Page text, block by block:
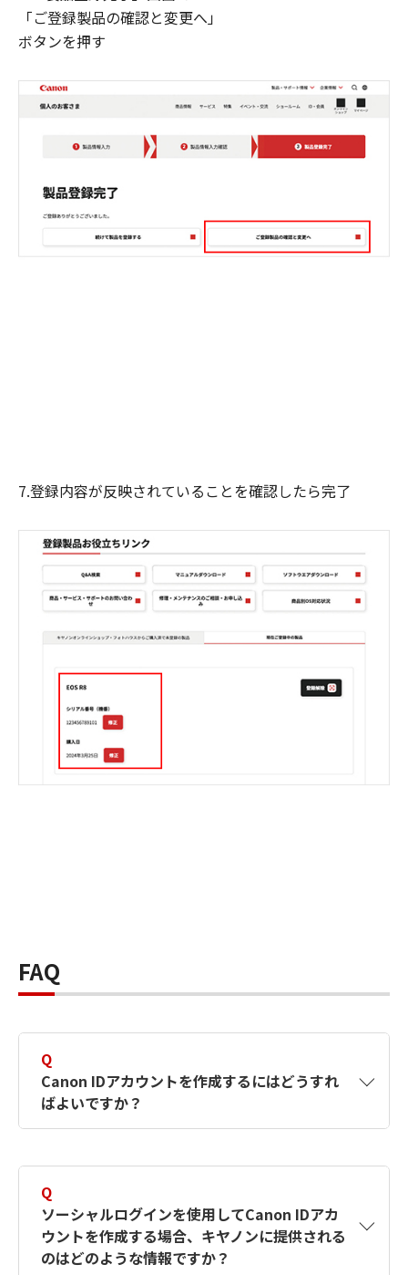
「ご登録製品の確認と変更へ」
ボタンを押す
7.登録内容が反映されていることを確認したら完了
FAQ
Q
Canon IDアカウントを作成するにはどうすれ
ばよいですか？
す。詳しい作成方法は【カメラ】Canon IDとは
何ですか？Canon IDの作成方法は？をご確認く
ださい。
Q
ソーシャルログインを使用してCanon IDアカ
ウントを作成する場合、キヤノンに提供される
のはどのような情報ですか？